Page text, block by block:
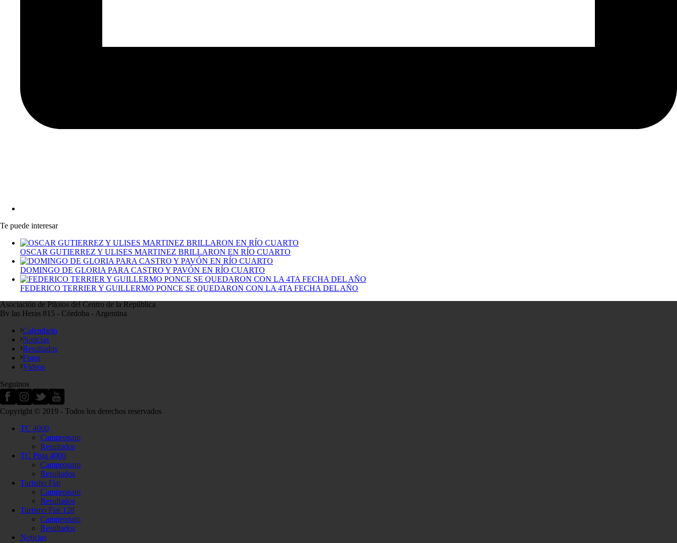
Te puede interesar
OSCAR GUTIERREZ Y ULISES MARTINEZ BRILLARON EN RÍO CUARTO
DOMINGO DE GLORIA PARA CASTRO Y PAVÓN EN RÍO CUARTO
FEDERICO TERRIER Y GUILLERMO PONCE SE QUEDARON CON LA 4TA FECHA DEL AÑO
Asociación de Pilotos del Centro de la República
Bv las Heras 815 - Córdoba - Argentina
Calendario
Noticias
Resultados
Fotos
Videos
Seguinos
Copyright © 2019 - Todos los derechos reservados
TC 4000
Campeonato
Resultados
TC Pista 4000
Campeonato
Resultados
Turismo Fiat
Campeonato
Resultados
Turismo Fiat 128
Campeonato
Resultados
Noticias